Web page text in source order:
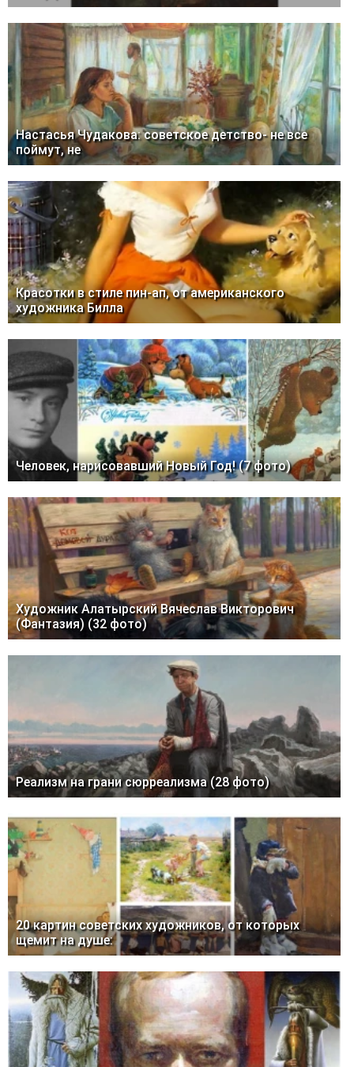
Настасья Чудакова: советское детство- не все
поймут, не
Красотки в стиле пин-ап, от американского
художника Билла
Человек, нарисовавший Новый Год! (7 фото)
Художник Алатырский Вячеслав Викторович
(Фантазия) (32 фото)
Реализм на грани сюрреализма (28 фото)
20 картин советских художников, от которых
щемит на душе: